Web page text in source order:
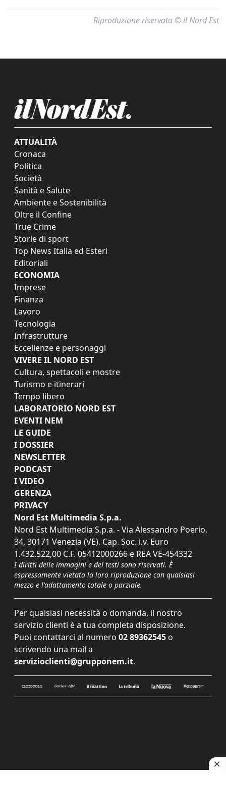
Riproduzione riservata © il Nord Est
ATTUALITÀ
Cronaca
Politica
Società
Sanità e Salute
Ambiente e Sostenibilità
Oltre il Confine
True Crime
Storie di sport
Top News Italia ed Esteri
Editoriali
ECONOMIA
Imprese
Finanza
Lavoro
Tecnologia
Infrastrutture
Eccellenze e personaggi
VIVERE IL NORD EST
Cultura, spettacoli e mostre
Turismo e itinerari
Tempo libero
LABORATORIO NORD EST
EVENTI NEM
LE GUIDE
I DOSSIER
NEWSLETTER
PODCAST
I VIDEO
GERENZA
PRIVACY
Nord Est Multimedia S.p.a.
Nord Est Multimedia S.p.a. - Via Alessandro Poerio,
34, 30171 Venezia (VE). Cap. Soc. i.v. Euro
1.432.522,00 C.F. 05412000266 e REA VE-454332
I diritti delle immagini e dei testi sono riservati. È
espressamente vietata la loro riproduzione con qualsiasi
mezzo e l'adattamento totale o parziale.
Per qualsiasi necessità o domanda, il nostro
servizio clienti è a tua completa disposizione.
Puoi contattarci al numero 02 89362545 o
scrivendo una mail a
servizioclienti@grupponem.it.